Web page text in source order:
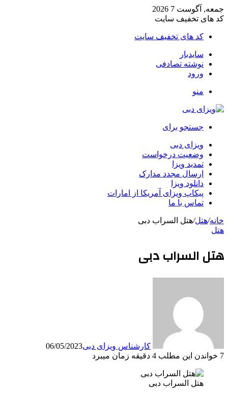
جمعه, آگوست 7 2026
کد های تخفیف سایت
کد های تخفیف سایت
سایدبار
نوشته تصادفی
ورود
منو
جستجو برای
ویزای دبی
وضعیت درخواست
تمدید ویزا
ارسال مجدد مدارک
دانلود ویزا
پیکاپ ویزای آمریکا از امارات
تماس با ما
خانه/هتل/هتل السراب دبی
هتل
هتل السراب دبی
کارشناس ویزای دبی06/05/2023
7 خواندن این مطلب 4 دقیقه زمان میبرد
هتل السراب دبی